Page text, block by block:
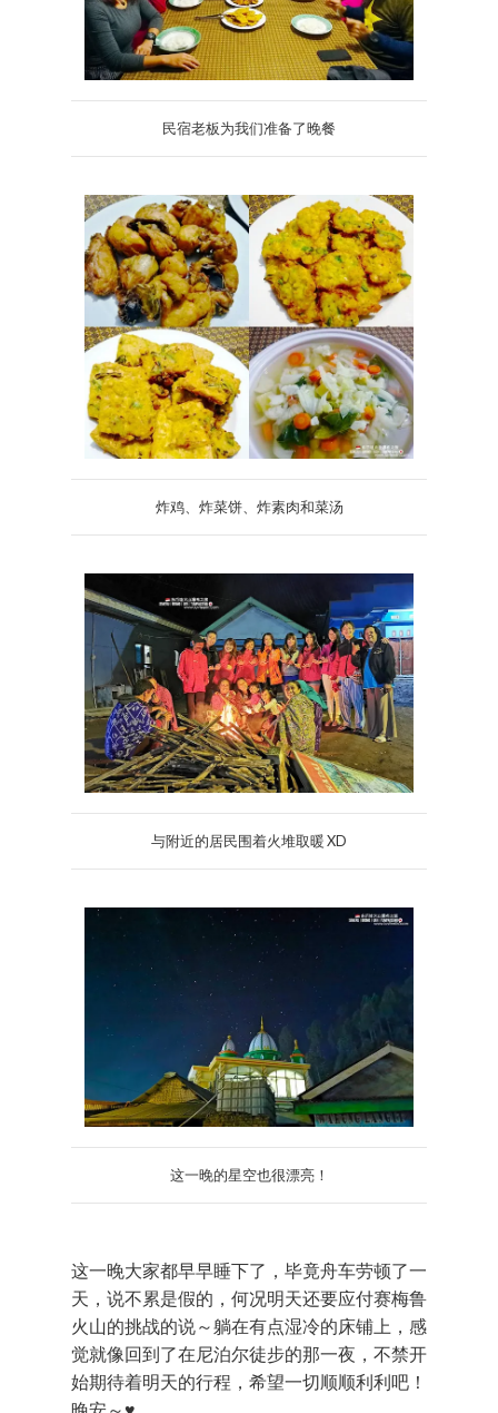
民宿老板为我们准备了晚餐
炸鸡、炸菜饼、炸素肉和菜汤
与附近的居民围着火堆取暖 XD
这一晚的星空也很漂亮！
这一晚大家都早早睡下了，毕竟舟车劳顿了一
天，说不累是假的，何况明天还要应付赛梅鲁
火山的挑战的说～躺在有点湿冷的床铺上，感
觉就像回到了在尼泊尔徒步的那一夜，不禁开
始期待着明天的行程，希望一切顺顺利利吧！